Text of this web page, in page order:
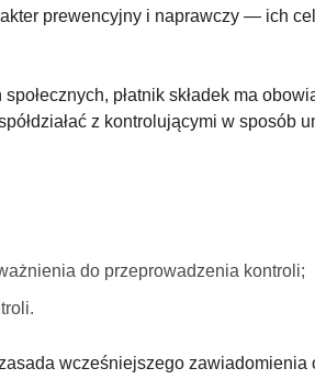
prewencyjny i naprawczy — ich
płatnik składek ma
z kontrolującymi w sposób
do przeprowadzenia kontroli;
wcześniejszego